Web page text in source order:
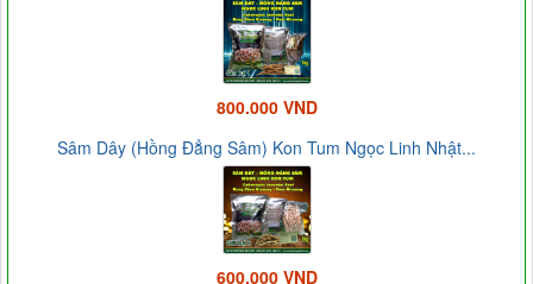
800.000 VND
Sâm Dây (Hồng Đẳng Sâm) Kon Tum Ngọc Linh Nhật...
600.000 VND